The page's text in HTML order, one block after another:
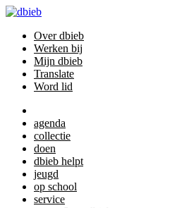
Over dbieb
Werken bij
Mijn dbieb
Translate
Word lid
agenda
collectie
doen
dbieb helpt
jeugd
op school
service